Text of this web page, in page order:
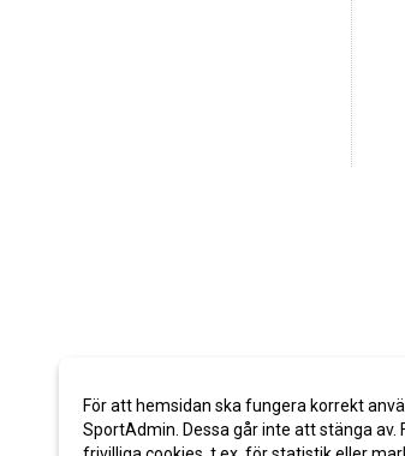
För att hemsidan ska fungera korrekt
SportAdmin. Dessa går inte att stänga av.